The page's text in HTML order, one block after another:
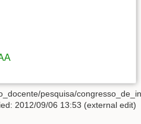
pesquisa/
2012/09/06 13:53 (external edit)